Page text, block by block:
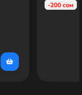
-200 сом